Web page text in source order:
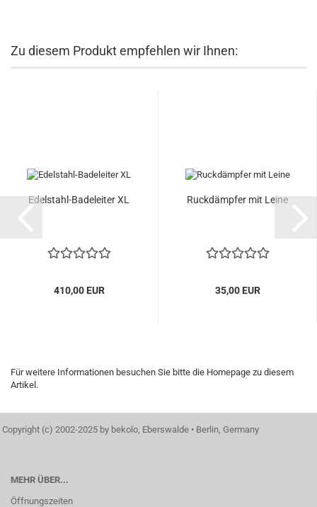
Zu diesem Produkt empfehlen wir Ihnen:
Edelstahl-Badeleiter XL
410,00 EUR
Ruckdämpfer mit Leine
35,00 EUR
Für weitere Informationen besuchen Sie bitte die Homepage zu diesem
Artikel.
Copyright (c) 2002-2025 by bekolo, Eberswalde • Berlin, Germany
MEHR ÜBER...
Öffnungszeiten